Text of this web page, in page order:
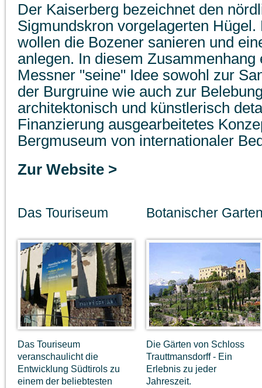
Der Kaiserberg bezeichnet den
Sigmundskron vorgelagerten
wollen die Bozener sanieren und
anlegen. In diesem
Messner "seine" Idee sowohl zur
der Burgruine wie auch zur
architektonisch und künstlerisch
Finanzierung ausgearbeitetes
Bergmuseum von internationaler
Zur Website >
Das Touriseum
Das Touriseum
veranschaulicht die
Entwicklung Südtirols zu
einem der beliebtesten
Botanischer
Die Gärten von Schloss
Trauttmansdorff - Ein
Erlebnis zu jeder
Jahreszeit.